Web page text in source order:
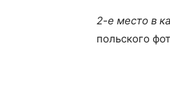
2-е место в
польского